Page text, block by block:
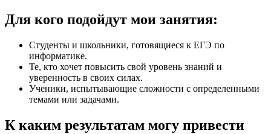
Для кого подойдут мои занятия:
Студенты и школьники, готовящиеся к ЕГЭ по
информатике.
Те, кто хочет повысить свой уровень знаний и
уверенность в своих силах.
Ученики, испытывающие сложности с определенными
темами или задачами.
К каким результатам могу привести